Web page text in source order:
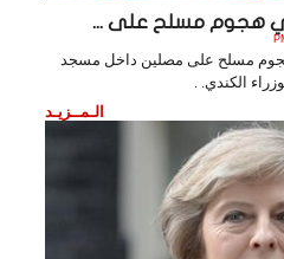
بهجوم مسلح على مصلين داخل مسجد
الكندي. .
الـمــزيـد